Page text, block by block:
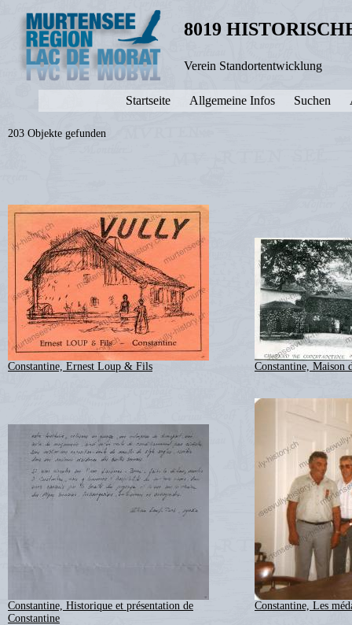
8019
Verein Standortentwicklung
Startseite Allgemeine Infos Suchen
203 Objekte gefunden
Constantine, Ernest Loup & Fils Constantine, Maison
Constantine, Historique et présentation de
Constantine
Constantine, Les